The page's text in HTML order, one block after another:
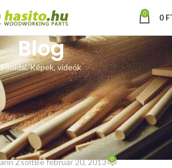
0 0
Blog
Főoldal Képek, videók
KÉPEK, VIDEÓK
+ egy ötletes
a biztonság
ZsoltBe február 20, 2013 0